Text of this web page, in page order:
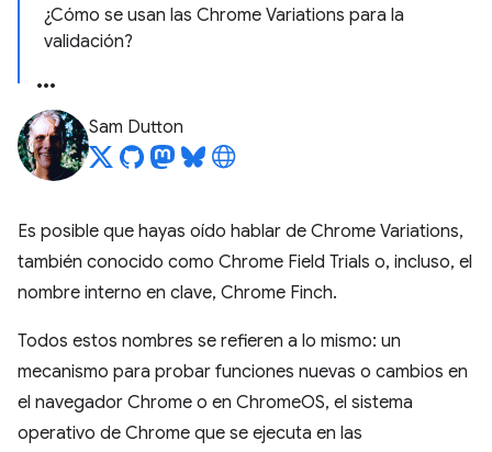
¿Cómo se usan las Chrome Variations para la
validación?
Sam Dutton
Es posible que hayas oído hablar de Chrome Variations,
también conocido como Chrome Field Trials o, incluso, el
nombre interno en clave, Chrome Finch.
Todos estos nombres se refieren a lo mismo: un
mecanismo para probar funciones nuevas o cambios en
el navegador Chrome o en ChromeOS, el sistema
operativo de Chrome que se ejecuta en las